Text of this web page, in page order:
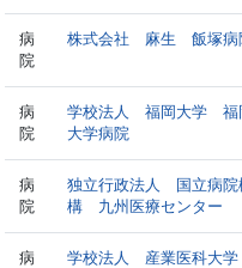
病
院
株式会社 麻生 飯塚病
病
院
学校法人 福岡大学 福
大学病院
病
院
独立行政法人 国立病院
構 九州医療センター
病
学校法人 産業医科大